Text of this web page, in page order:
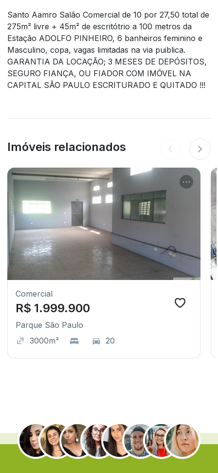
Santo Aamro Salão Comercial de 10 por 27,50 total de
275m² livre + 45m² de escritótrio a 100 metros da
Estação ADOLFO PINHEIRO, 6 banheiros feminino e
Masculino, copa, vagas limitadas na via puiblica.
GARANTIA DA LOCAÇÃO; 3 MESES DE DEPÓSITOS,
SEGURO FIANÇA, OU FIADOR COM IMÓVEL NA
CAPITAL SÃO PAULO ESCRITURADO E QUITADO !!!
Imóveis relacionados
Comercial
R$ 1.999.900
Parque São Paulo
3000m²
20
.